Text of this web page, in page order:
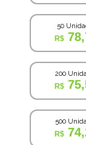
50
200
500